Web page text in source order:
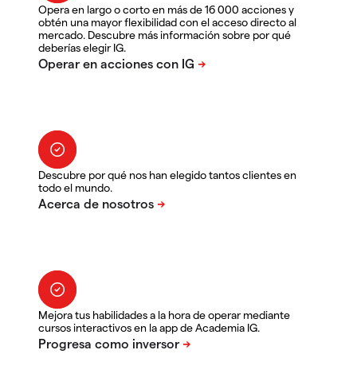
Opera en largo o corto en más de 16 000 acciones y
obtén una mayor flexibilidad con el acceso directo al
mercado. Descubre más información sobre por qué
deberías elegir IG.
Descubre por qué nos han elegido tantos clientes en
todo el mundo.
Mejora tus habilidades a la hora de operar mediante
cursos interactivos en la app de Academia IG.